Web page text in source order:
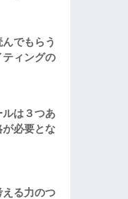
でもらう
ティングの
ルは３つあ
が必要とな
える力のつ